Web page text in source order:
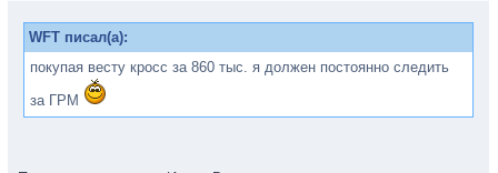
WFT писал(а):
покупая весту кросс за 860 тыс. я должен постоянно следить
за ГРМ